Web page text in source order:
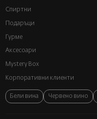
Спиртни
Подаръци
Гурме
Аксесоари
Mystery Box
Корпоративни клиенти
Бели вина Червено вино